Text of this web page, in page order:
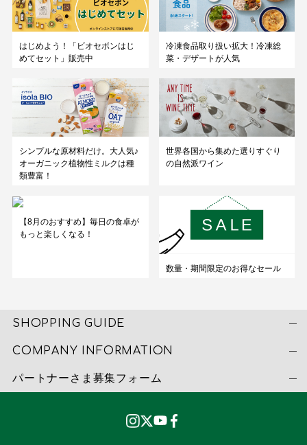
はじめよう！「ビオセボンはじ
めてセット」販売中
冷凍食品取り扱い拡大！冷凍総
菜・デザートが人気
シンプルな原材料だけ。大人気♪
オーガニック植物性ミルクは種
類豊富！
世界各国から集めた選りすぐり
の自然派ワイン
【8月のおすすめ】毎日の食卓が
もっと楽しくなる！
数量・期間限定のお得なセール
SHOPPING GUIDE
COMPANY INFORMATION
パートナーさま募集フォーム